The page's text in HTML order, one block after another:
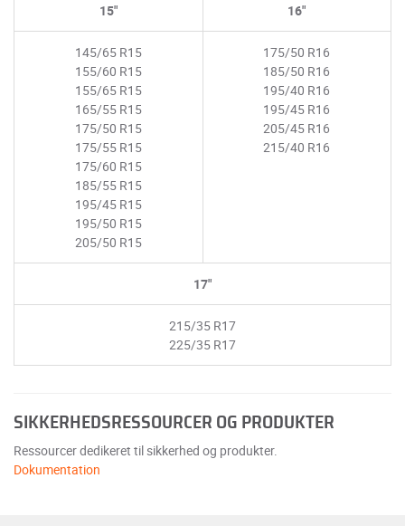
15"
145/65 R15
155/60 R15
155/65 R15
165/55 R15
175/50 R15
175/55 R15
175/60 R15
185/55 R15
195/45 R15
195/50 R15
205/50 R15
16"
175/50 R16
185/50 R16
195/40 R16
195/45 R16
205/45 R16
215/40 R16
17"
215/35 R17
225/35 R17
SIKKERHEDSRESSOURCER OG PRODUKTER
Ressourcer dedikeret til sikkerhed og produkter.
Dokumentation